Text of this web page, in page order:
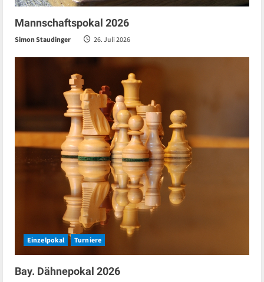
Mannschaftspokal 2026
Simon Staudinger 26. Juli 2026
Einzelpokal Turniere
Bay. Dähnepokal 2026